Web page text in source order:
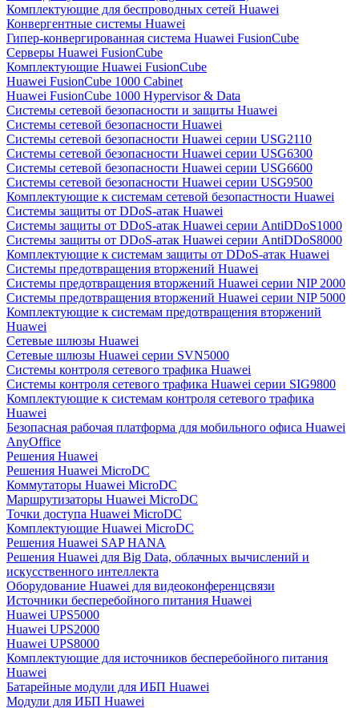
Комплектующие для беспроводных сетей Huawei
Конвергентные системы Huawei
Гипер-конвергированная система Huawei FusionCube
Серверы Huawei FusionCube
Комплектующие Huawei FusionCube
Huawei FusionCube 1000 Cabinet
Huawei FusionCube 1000 Hypervisor & Data
Системы сетевой безопасности и защиты Huawei
Системы сетевой безопасности Huawei
Системы сетевой безопасности Huawei серии USG2110
Системы сетевой безопасности Huawei серии USG6300
Системы сетевой безопасности Huawei серии USG6600
Системы сетевой безопасности Huawei серии USG9500
Комплектующие к системам сетевой безопастности Huawei
Системы защиты от DDoS-атак Huawei
Системы защиты от DDoS-атак Huawei серии AntiDDoS1000
Системы защиты от DDoS-атак Huawei серии AntiDDoS8000
Комплектующие к системам защиты от DDoS-атак Huawei
Системы предотвращения вторжений Huawei
Системы предотвращения вторжений Huawei серии NIP 2000
Системы предотвращения вторжений Huawei серии NIP 5000
Комплектующие к системам предотвращения вторжений
Huawei
Сетевые шлюзы Huawei
Сетевые шлюзы Huawei серии SVN5000
Системы контроля сетевого трафика Huawei
Системы контроля сетевого трафика Huawei серии SIG9800
Комплектующие к системам контроля сетевого трафика
Huawei
Безопасная рабочая платформа для мобильного офиса Huawei
AnyOffice
Решения Huawei
Решения Huawei MicroDC
Коммутаторы Huawei MicroDC
Маршрутизаторы Huawei MicroDC
Точки доступа Huawei MicroDC
Комплектующие Huawei MicroDC
Решения Huawei SAP HANA
Решения Huawei для Big Data, облачных вычислений и
искусственного интеллекта
Оборудование Huawei для видеоконференцсвязи
Источники бесперебойного питания Huawei
Huawei UPS5000
Huawei UPS2000
Huawei UPS8000
Комплектующие для источников бесперебойного питания
Huawei
Батарейные модули для ИБП Huawei
Модули для ИБП Huawei